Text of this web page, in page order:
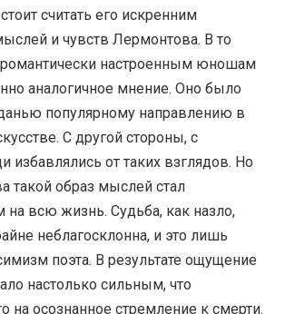
считать его искренним
и чувств Лермонтова. В то
настроенным юношам
аналогичное мнение. Оно было
популярному направлению в
С другой стороны, с
избавлялись от таких взглядов. Но
такой образ мыслей стал
всю жизнь. Судьба, как назло,
неблагосклонна, и это лишь
поэта. В результате ощущение
настолько сильным, что
на осознанное стремление к смерти.